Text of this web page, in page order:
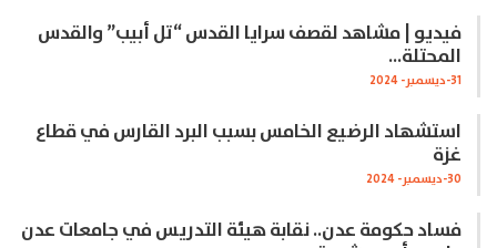
فيديو | مشاهد لقصف سرايا القدس “تل أبيب” والقدس
المحتلة…
31-ديسمبر- 2024
استشهاد الرضيع الخامس بسبب البرد القارس في قطاع
غزة
30-ديسمبر- 2024
فساد حكومة عدن.. نقابة هيئة التدريس في جامعات عدن